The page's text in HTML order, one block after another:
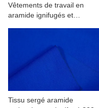
Vêtements de travail en
aramide ignifugés et
Tissu sergé aramide